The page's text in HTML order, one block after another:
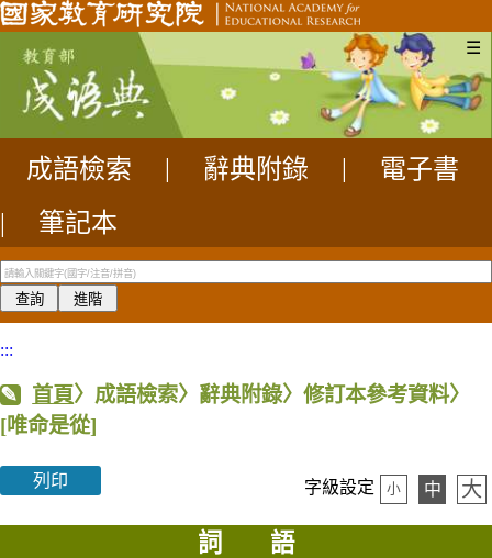
☰
成語檢索 辭典附錄
電子書
|
筆記本
:::
首頁〉成語檢索〉辭典附錄〉修訂本參考資料〉
[唯命是從]
列印 字級設定 小 中 大
詞 語